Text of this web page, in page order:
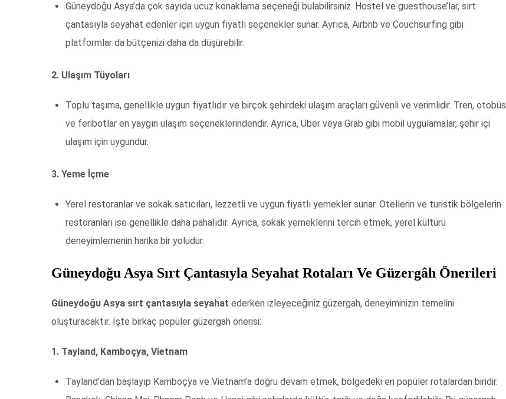
Güneydoğu Asya’da çok sayıda ucuz konaklama seçeneği bulabilirsiniz. Hostel ve guesthouse’lar, sırt
çantasıyla seyahat edenler için uygun fiyatlı seçenekler sunar. Ayrıca, Airbnb ve Couchsurfing gibi
platformlar da bütçenizi daha da düşürebilir.
2. Ulaşım Tüyoları
Toplu taşıma, genellikle uygun fiyatlıdır ve birçok şehirdeki ulaşım araçları güvenli ve verimlidir. Tren, otobüs
ve feribotlar en yaygın ulaşım seçeneklerindendir. Ayrıca, Uber veya Grab gibi mobil uygulamalar, şehir içi
ulaşım için uygundur.
3. Yeme İçme
Yerel restoranlar ve sokak satıcıları, lezzetli ve uygun fiyatlı yemekler sunar. Otellerin ve turistik bölgelerin
restoranları ise genellikle daha pahalıdır. Ayrıca, sokak yemeklerini tercih etmek, yerel kültürü
deneyimlemenin harika bir yoludur.
Güneydoğu Asya Sırt Çantasıyla Seyahat Rotaları Ve Güzergâh Önerileri
Güneydoğu Asya sırt çantasıyla seyahat ederken izleyeceğiniz güzergah, deneyiminizin temelini
oluşturacaktır. İşte birkaç popüler güzergah önerisi:
1. Tayland, Kamboçya, Vietnam
Tayland’dan başlayıp Kamboçya ve Vietnam’a doğru devam etmek, bölgedeki en popüler rotalardan biridir.